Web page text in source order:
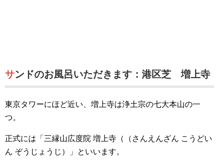
サンドのお風呂いただきます：港区芝 増上寺
東京タワーにほど近い、増上寺は浄土宗の七大本山の一
つ。
正式には「三縁山広度院 増上寺（（さんえんざん こうどい
ん ぞうじょうじ）」といいます。